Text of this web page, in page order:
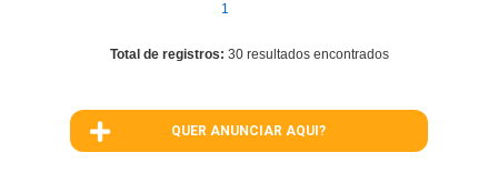
1
Total de registros: 30 resultados encontrados
QUER ANUNCIAR AQUI?